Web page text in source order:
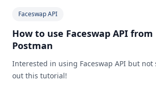
Faceswap API
How to use Faceswap API from
Postman
Interested in using Faceswap API but not
out this tutorial!